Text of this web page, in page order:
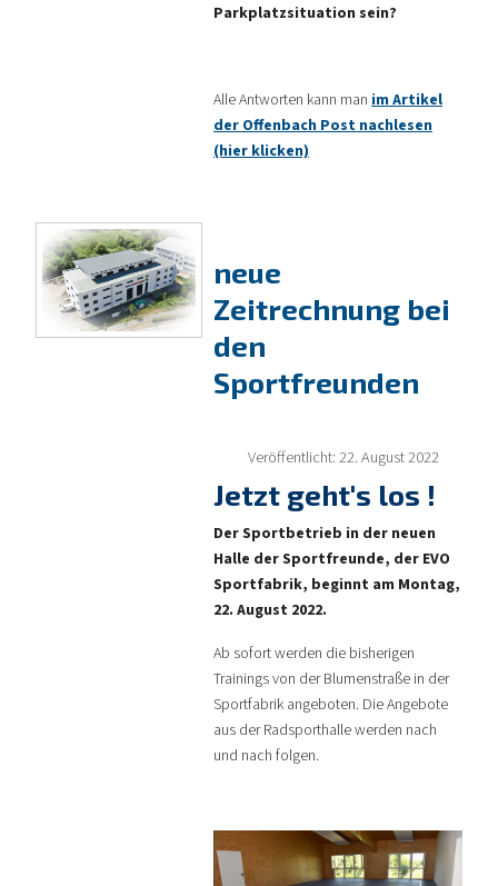
Parkplatzsituation sein?
Alle Antworten kann man im Artikel
der Offenbach Post nachlesen
(hier klicken)
neue
Zeitrechnung bei
den
Sportfreunden
Veröffentlicht: 22. August 2022
Jetzt geht's los !
Der Sportbetrieb in der neuen
Halle der Sportfreunde, der EVO
Sportfabrik, beginnt am Montag,
22. August 2022.
Ab sofort werden die bisherigen
Trainings von der Blumenstraße in der
Sportfabrik angeboten. Die Angebote
aus der Radsporthalle werden nach
und nach folgen.